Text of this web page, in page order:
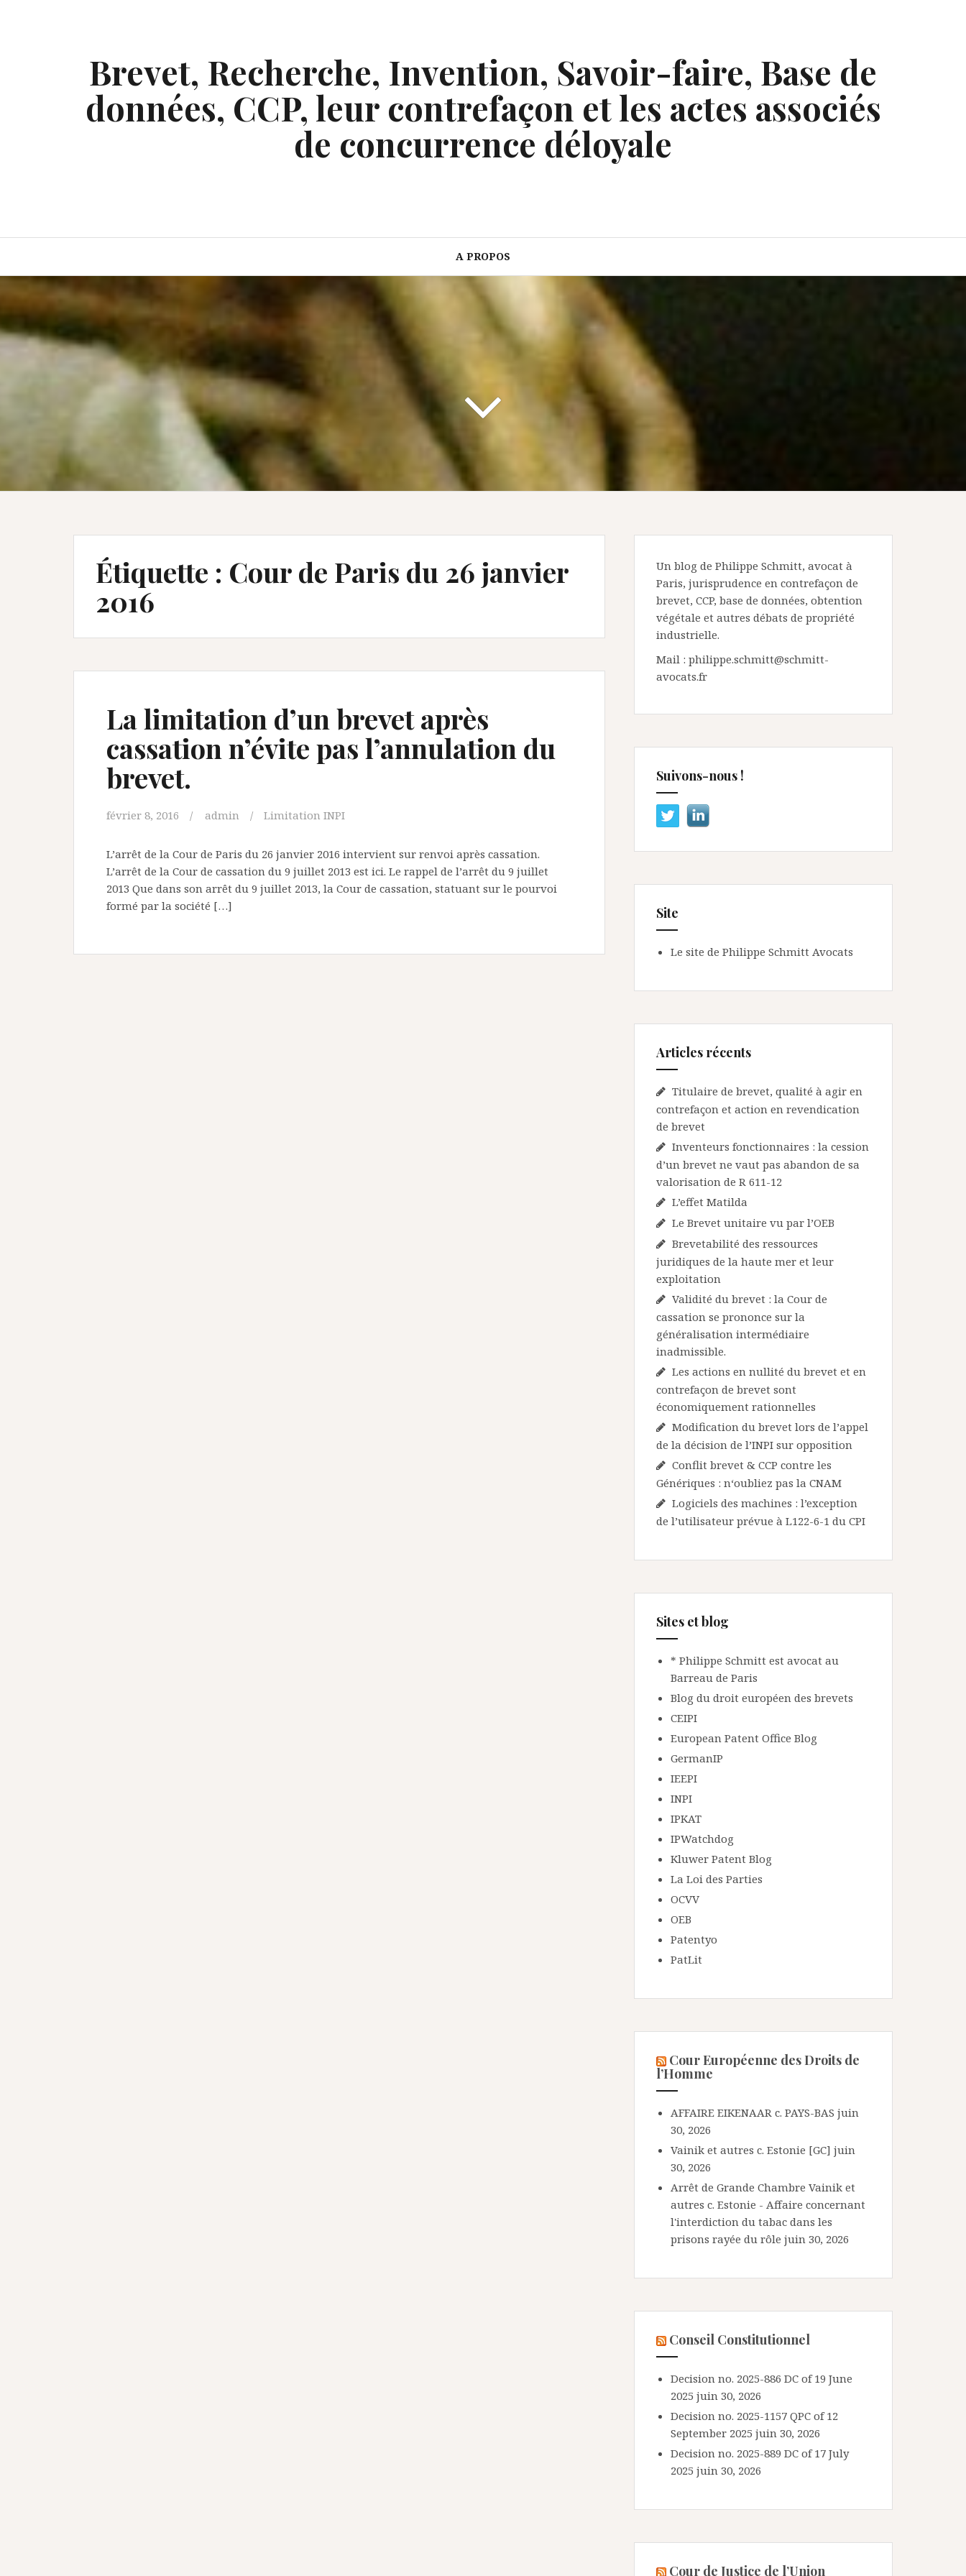
Brevet, Recherche, Invention, Savoir-faire, Base de
données, CCP, leur contrefaçon et les actes associés
de concurrence déloyale
A PROPOS
Étiquette : Cour de Paris du 26 janvier
2016
La limitation d’un brevet après
cassation n’évite pas l’annulation du
brevet.
février 8, 2016 admin Limitation INPI
L’arrêt de la Cour de Paris du 26 janvier 2016 intervient sur renvoi après cassation.
L’arrêt de la Cour de cassation du 9 juillet 2013 est ici. Le rappel de l’arrêt du 9 juillet
2013 Que dans son arrêt du 9 juillet 2013, la Cour de cassation, statuant sur le pourvoi
formé par la société […]
Un blog de Philippe Schmitt, avocat à
Paris, jurisprudence en contrefaçon de
brevet, CCP, base de données, obtention
végétale et autres débats de propriété
industrielle.
Mail : philippe.schmitt@schmitt-
avocats.fr
Suivons-nous !
Site
Le site de Philippe Schmitt Avocats
Articles récents
Titulaire de brevet, qualité à agir en
contrefaçon et action en revendication
de brevet
Inventeurs fonctionnaires : la cession
d’un brevet ne vaut pas abandon de sa
valorisation de R 611-12
L’effet Matilda
Le Brevet unitaire vu par l’OEB
Brevetabilité des ressources
juridiques de la haute mer et leur
exploitation
Validité du brevet : la Cour de
cassation se prononce sur la
généralisation intermédiaire
inadmissible.
Les actions en nullité du brevet et en
contrefaçon de brevet sont
économiquement rationnelles
Modification du brevet lors de l’appel
de la décision de l’INPI sur opposition
Conflit brevet & CCP contre les
Génériques : n‘oubliez pas la CNAM
Logiciels des machines : l’exception
de l’utilisateur prévue à L122-6-1 du CPI
Sites et blog
* Philippe Schmitt est avocat au
Barreau de Paris
Blog du droit européen des brevets
CEIPI
European Patent Office Blog
GermanIP
IEEPI
INPI
IPKAT
IPWatchdog
Kluwer Patent Blog
La Loi des Parties
OCVV
OEB
Patentyo
PatLit
Cour Européenne des Droits de
l’Homme
AFFAIRE EIKENAAR c. PAYS-BAS juin
30, 2026
Vainik et autres c. Estonie [GC] juin
30, 2026
Arrêt de Grande Chambre Vainik et
autres c. Estonie - Affaire concernant
l'interdiction du tabac dans les
prisons rayée du rôle juin 30, 2026
Conseil Constitutionnel
Decision no. 2025-886 DC of 19 June
2025 juin 30, 2026
Decision no. 2025-1157 QPC of 12
September 2025 juin 30, 2026
Decision no. 2025-889 DC of 17 July
2025 juin 30, 2026
Cour de Justice de l’Union